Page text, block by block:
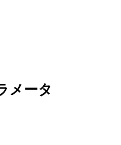
メータ